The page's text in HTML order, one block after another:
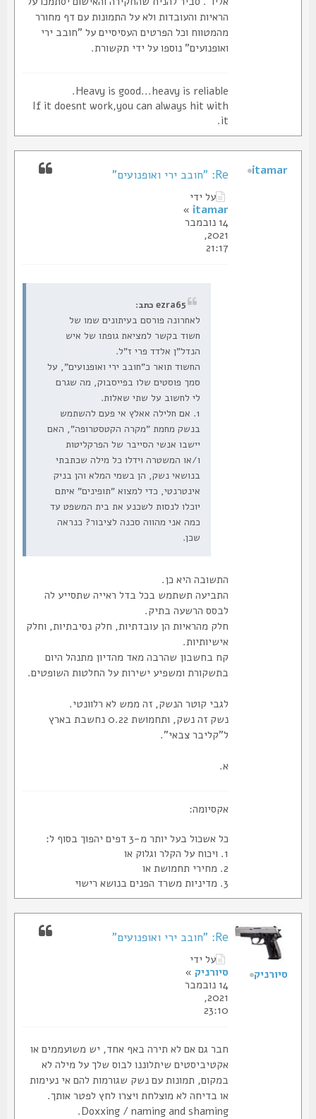
הראיות והעובדות ולא על התמונות עם דף מחורר
מהמטווח וכל הפרטים העסיסיים על "חובב ירי
ואופנועים" נוספו על ידי תקשורת.
Heavy is good...heavy is reliable.
If it doesnt work,you can always hit with
Re: "חובב ירי ואופנועים"
על ידי
itamar
»
14 נובמבר
2021,
21:17
ezra65 כתב:
לאחרונה פורסם בעיתונים שמו של
חשוד בקשר למציאת גופתו של איש
הנדל"ן אלדד פרי ז"ל.
החשוד תואר כ"חובב ירי ואופנועים", על
סמך פוסטים שלו בפייסבוק, מה שגרם
לי לחשוב על שתי שאלות.
1. אם חלילה אאלץ אי פעם להשתמש
בנשק מחמת "מקרה הקטסטרופה", האם
יישבו אנשי הסייבר של הפרקליטות
ו/או המשטרה וידלו כל מילה שכתבתי
בנושאי נשק, הן בשמי המלא והן בניק
אינטרנטי, כדי למצוא "תופינים" איתם
יוכלו לנסות לשכנע את בית המשפט עד
כמה אני מהווה סכנה לציבור? כנראה
התשובה היא כן.
התביעה תשתמש בכל בדל ראייה שתסייע לה
לבסס הרשעה בתיק.
חלק מהראיות הן עובדתיות, חלק נסיבתיות, וחלק
אישיותיות.
קח בחשבון שהרבה מאד מהדיון מתנהל היום
בתשקורת ומשפיע ישירות על החלטות השופטים.
לגבי קוטר הנשק, זה ממש לא רלוונטי.
נשק זה נשק, ותחמושת 0.22 נחשבת בארץ
ל"קליבר צבאי".
אקסיומה:
כל אשכול בעל יותר מ-3 דפים יהפוך בסוף ל:
itamar
Re: "חובב ירי ואופנועים"
על ידי
סיורניק»
14 נובמבר
2021,
23:10
חבר גם אם לא תירה באף אחד, יש משועממים או
אקטיביסטים שיתלוננו לבוס שלך על מילה לא
במקום, תמונות עם נשק שגורמות להם אי נעימות
או בדיחה לא מוצלחת ויצרו לחץ לפטר אותך.
Doxxing / naming and shaming.
סיורניק